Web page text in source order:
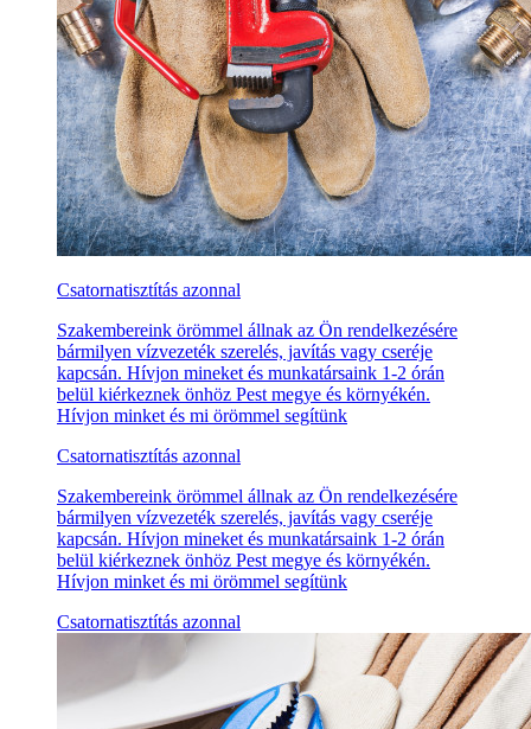
Csatornatisztítás azonnal
Szakembereink örömmel állnak az Ön rendelkezésére
bármilyen vízvezeték szerelés, javítás vagy cseréje
kapcsán. Hívjon mineket és munkatársaink 1-2 órán
belül kiérkeznek önhöz Pest megye és környékén.
Hívjon minket és mi örömmel segítünk
Csatornatisztítás azonnal
Szakembereink örömmel állnak az Ön rendelkezésére
bármilyen vízvezeték szerelés, javítás vagy cseréje
kapcsán. Hívjon mineket és munkatársaink 1-2 órán
belül kiérkeznek önhöz Pest megye és környékén.
Hívjon minket és mi örömmel segítünk
Csatornatisztítás azonnal